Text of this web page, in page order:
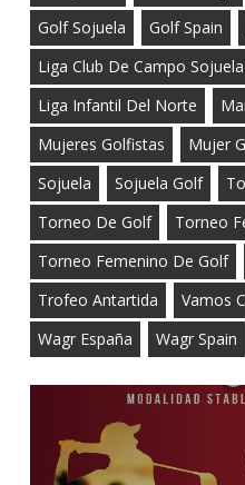
Golf Sojuela
Golf Spain
Liga Club De Campo Sojuela
Liga Infantil Del Norte
Mujeres Golfistas
Mujer
Sojuela
Sojuela Golf
Torneo De Golf
Torneo
Torneo Femenino De Golf
Trofeo Antartida
Vamos
Wagr España
Wagr Spain